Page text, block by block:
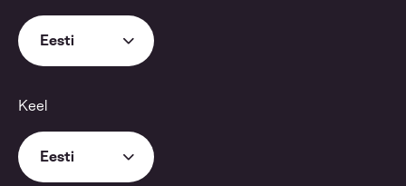
Eesti
Keel
Eesti